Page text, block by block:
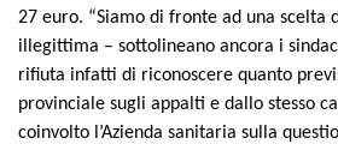
27 euro. “Siamo di fronte ad una scelta
illegittima – sottolineano ancora i
rifiuta infatti di riconoscere quanto
provinciale sugli appalti e dallo stesso
coinvolto l’Azienda sanitaria sulla